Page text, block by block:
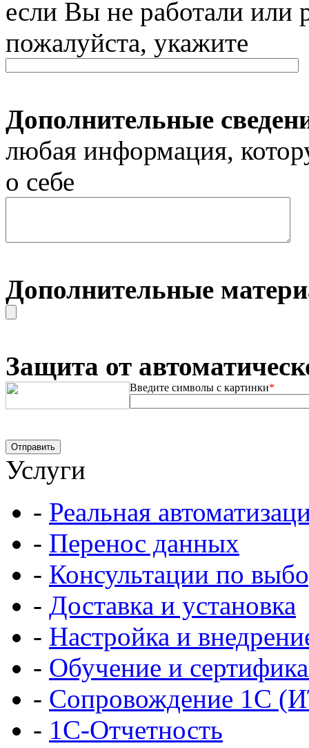
если Вы не работали или
пожалуйста, укажите
Дополнительные
любая информация,
о себе
Дополнительные
Защита от
Введите символы с картинки*
Услуги
- Реальная
- Перенос данных
- Консультации по
- Доставка и установка
- Настройка и
- Обучение и
- Сопровождение 1С
- 1С-Отчетность